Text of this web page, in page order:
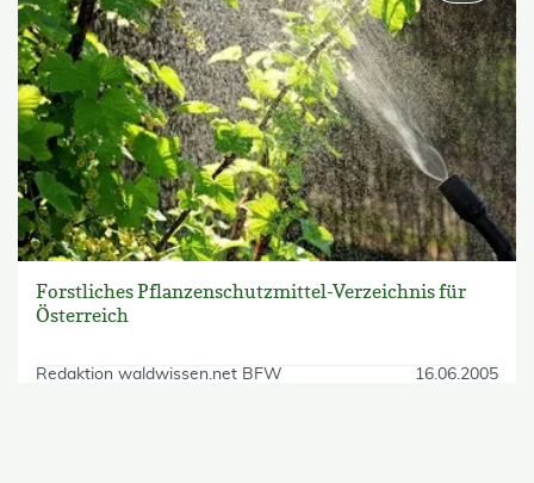
Forstliches Pflanzenschutzmittel-Verzeichnis für
Österreich
Redaktion waldwissen.net BFW 16.06.2005